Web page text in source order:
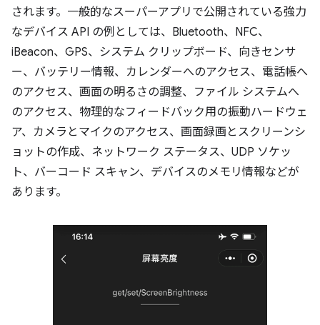
されます。一般的なスーパーアプリで公開されている強力
なデバイス API の例としては、Bluetooth、NFC、
iBeacon、GPS、システム クリップボード、向きセンサ
ー、バッテリー情報、カレンダーへのアクセス、電話帳へ
のアクセス、画面の明るさの調整、ファイル システムへ
のアクセス、物理的なフィードバック用の振動ハードウェ
ア、カメラとマイクのアクセス、画面録画とスクリーンシ
ョットの作成、ネットワーク ステータス、UDP ソケッ
ト、バーコード スキャン、デバイスのメモリ情報などが
あります。